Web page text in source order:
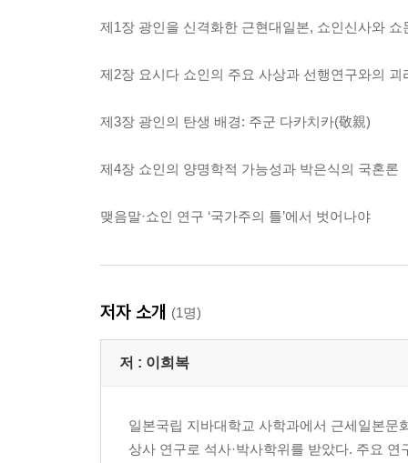
제1장 광인을 신격화한 근현대일본, 쇼인신사와 쇼
제2장 요시다 쇼인의 주요 사상과 선행연구와의 괴
제3장 광인의 탄생 배경: 주군 다카치카(敬親)
제4장 쇼인의 양명학적 가능성과 박은식의 국혼론
맺음말·쇼인 연구 ‘국가주의 틀’에서 벗어나야
저자 소개 (1명)
저 : 이희복
일본국립 지바대학교 사학과에서 근세일본
상사 연구로 석사·박사학위를 받았다. 주요